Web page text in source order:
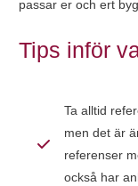
passar er och ert
Tips inför
Ta alltid
men det är
referenser
också har